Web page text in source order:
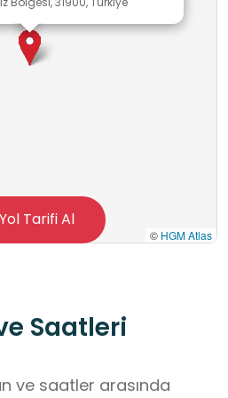
© HGM Atlas
Tarifi Al
Saatleri
ve saatler arasında